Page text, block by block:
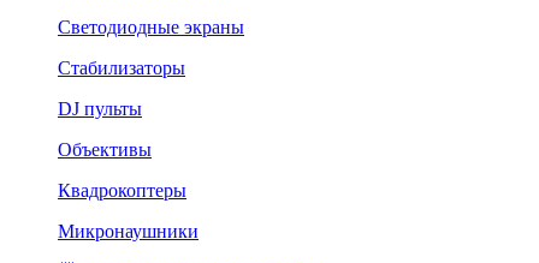
Светодиодные экраны
Стабилизаторы
DJ пульты
Объективы
Квадрокоптеры
Микронаушники